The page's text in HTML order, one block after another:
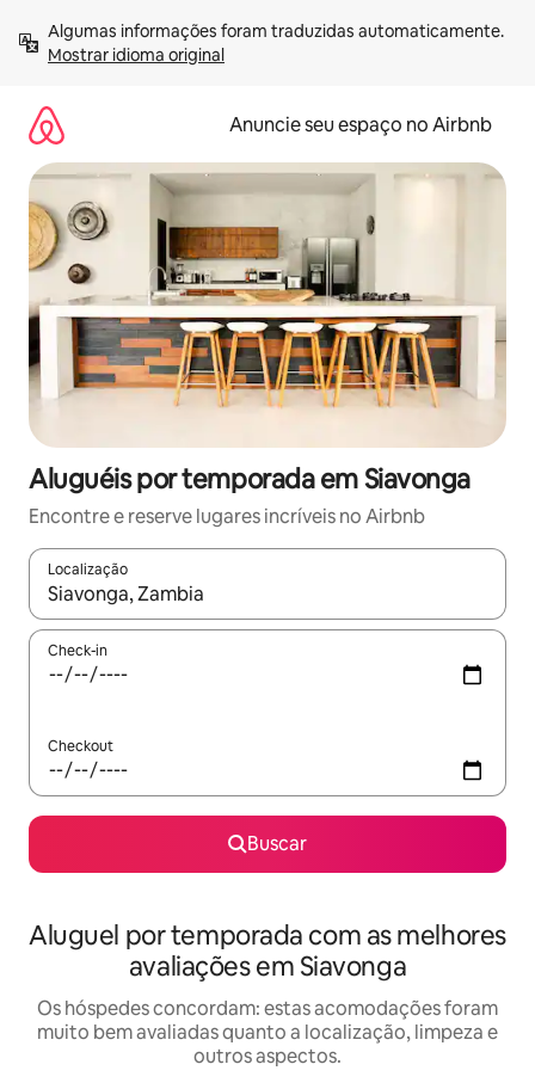
para
Mostrar idioma original
Anuncie seu espaço no Airbnb
Aluguéis por temporada em Siavonga
Encontre e reserve lugares incríveis no Airbnb
Localização
Quando os resultados estiverem disponíveis, explore-os
Check-in
Checkout
Buscar
Aluguel por temporada com as melhores
avaliações em Siavonga
Os hóspedes concordam: estas acomodações foram
muito bem avaliadas quanto a localização, limpeza e
outros aspectos.